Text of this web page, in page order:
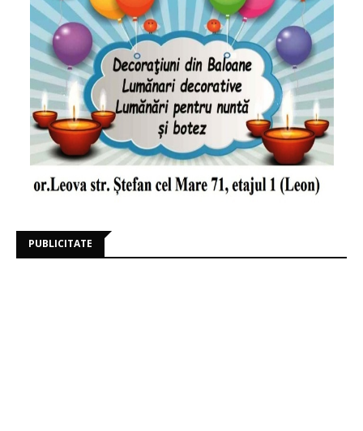
PUBLICITATE